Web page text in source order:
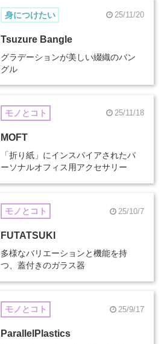
身につけたい 25/11/20
Tsuzure Bangle
グラデーションが美しい綴織のバン
グル
モノとコト 25/11/18
MOFT
「折り紙」にインスパイアされたパ
ーソナルオフィス用アクセサリー
モノとコト 25/10/7
FUTATSUKI
多様なバリエーションと機能を持
つ、蓋付きのガラス器
モノとコト 25/9/17
ParallelPlastics